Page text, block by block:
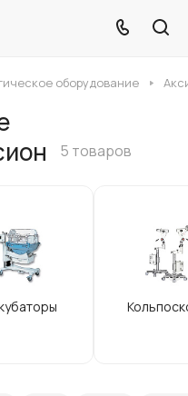
оборудование
5 товаров